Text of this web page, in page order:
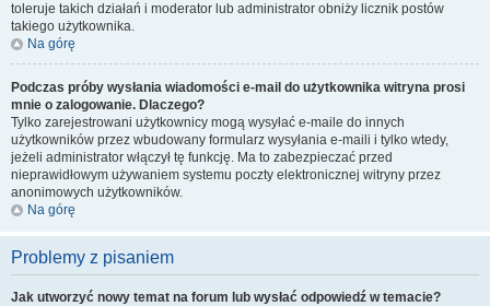
toleruje takich działań i moderator lub administrator obniży licznik postów
takiego użytkownika.
Na górę
Podczas próby wysłania wiadomości e-mail do użytkownika witryna prosi
mnie o zalogowanie. Dlaczego?
Tylko zarejestrowani użytkownicy mogą wysyłać e-maile do innych
użytkowników przez wbudowany formularz wysyłania e-maili i tylko wtedy,
jeżeli administrator włączył tę funkcję. Ma to zabezpieczać przed
nieprawidłowym używaniem systemu poczty elektronicznej witryny przez
anonimowych użytkowników.
Na górę
Problemy z pisaniem
Jak utworzyć nowy temat na forum lub wysłać odpowiedź w temacie?